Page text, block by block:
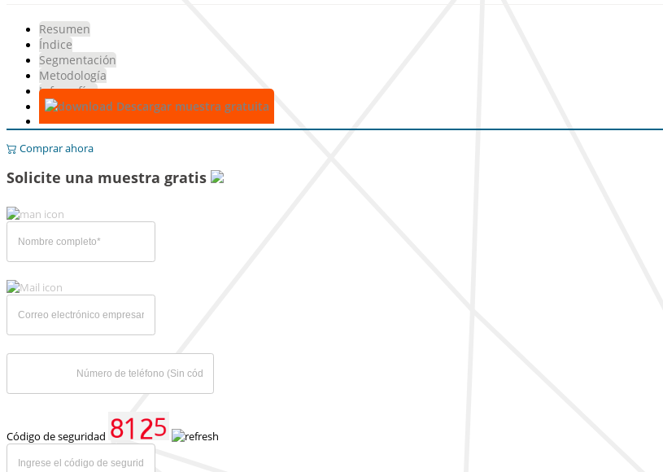
Resumen
Índice
Segmentación
Metodología
Infografías
Descargar muestra gratuita
Comprar ahora
Solicite una muestra gratis
Código de seguridad